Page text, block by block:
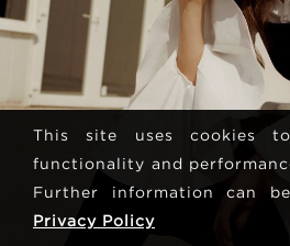
This site uses cookies
functionality and
Further information can
Privacy Policy